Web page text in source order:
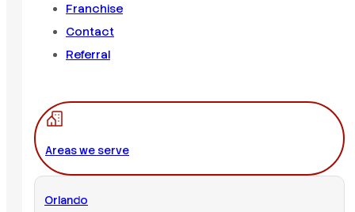
Franchise
Contact
Referral
Areas we serve
Orlando